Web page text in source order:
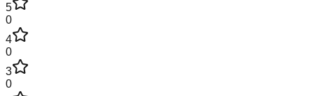
5
0
4
0
3
0